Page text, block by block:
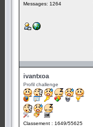
Messages: 1264
ivantxoa
Profil challenge
Classement : 1649/55625